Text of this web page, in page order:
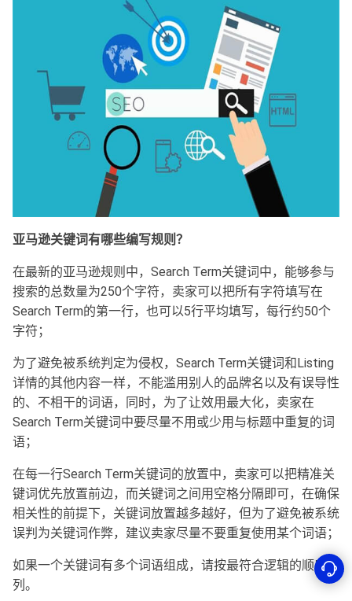
亚马逊关键词有哪些编写规则？
在最新的亚马逊规则中，Search Term关键词中，能够参与
搜索的总数量为250个字符，卖家可以把所有字符填写在
Search Term的第一行，也可以5行平均填写，每行约50个
字符；
为了避免被系统判定为侵权，Search Term关键词和Listing
详情的其他内容一样，不能滥用别人的品牌名以及有误导性
的、不相干的词语，同时，为了让效用最大化，卖家在
Search Term关键词中要尽量不用或少用与标题中重复的词
语；
在每一行Search Term关键词的放置中，卖家可以把精准关
键词优先放置前边，而关键词之间用空格分隔即可，在确保
相关性的前提下，关键词放置越多越好，但为了避免被系统
误判为关键词作弊，建议卖家尽量不要重复使用某个词语；
如果一个关键词有多个词语组成，请按最符合逻辑的顺序排
列。